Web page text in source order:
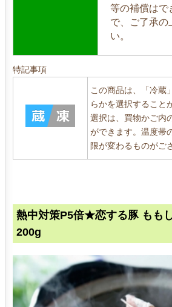
等の補償はで
で、ご了承の
い。
特記事項
この商品は、「冷蔵
らかを選択すること
選択は、買物かご内
ができます。温度帯
限が変わるものがご
熱中対策P5倍★恋する豚 もも
200g